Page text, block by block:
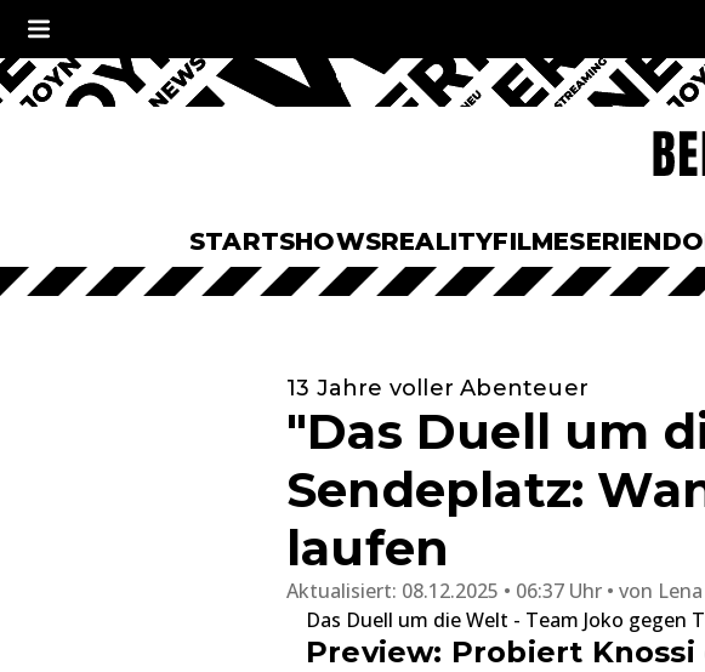
STARTSHOWSREALITYFILMESERIEN
13 Jahre voller Abenteuer
"Das Duell um
Sendeplatz:
laufen
Aktualisiert: 08.12.2025 • 06:37 Uhr von
Das Duell um die Welt - Team Joko gegen
Preview: Probiert